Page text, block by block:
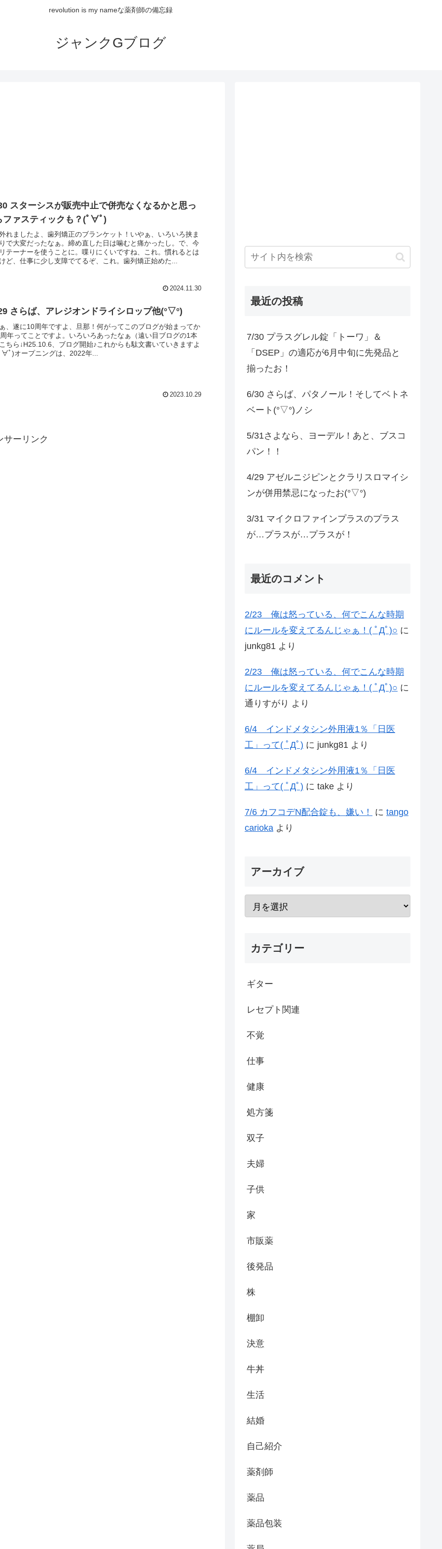
revolution is my nameな薬剤師の備忘録
ジャンクGブログ
スターシスが販売中止で併売なくなるかと思っ
ファスティックも？(ﾟ∀ﾟ)
れましたよ、歯列矯正のブランケット！いやぁ、いろいろ挟ま
で大変だったなぁ。締め直した日は噛むと痛かったし。で、今
テーナーを使うことに。喋りにくいですね、これ。慣れるとは
ど、仕事に少し支障でてるぞ、これ。歯列矯正始めた...
2024.11.30
さらば、アレジオンドライシロップ他(°▽°)
、遂に10周年ですよ、旦那！何がってこのブログが始まってか
年ってことですよ。いろいろあったなぁ（遠い目ブログの1本
ちら↓H25.10.6、ブログ開始♪これからも駄文書いていきますよ
∀ﾟ)オープニングは、2022年...
2023.10.29
サーリンク
最近の投稿
7/30 プラスグレル錠「トーワ」＆
「DSEP」の適応が6月中旬に先発品と
揃ったお！
6/30 さらば、パタノール！そしてベトネ
ベート(°▽°)ノシ
5/31さよなら、ヨーデル！あと、ブスコ
パン！！
4/29 アゼルニジピンとクラリスロマイシ
ンが併用禁忌になったお(°▽°)
3/31 マイクロファインプラスのプラス
が…プラスが…プラスが！
最近のコメント
2/23 俺は怒っている、何でこんな時期
にルールを変えてるんじゃぁ！( ﾟДﾟ)○ に
junkg81 より
2/23 俺は怒っている、何でこんな時期
にルールを変えてるんじゃぁ！( ﾟДﾟ)○ に
通りすがり より
6/4 インドメタシン外用液1％「日医
工」って( ﾟДﾟ) に junkg81 より
6/4 インドメタシン外用液1％「日医
工」って( ﾟДﾟ) に take より
7/6 カフコデN配合錠も、嫌い！ に tango
carioka より
アーカイブ
カテゴリー
ギター
レセプト関連
不覚
仕事
健康
処方箋
双子
夫婦
子供
家
市販薬
後発品
株
棚卸
決意
牛丼
生活
結婚
自己紹介
薬剤師
薬品
薬品包装